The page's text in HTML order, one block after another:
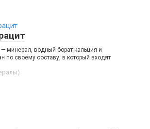
— минерал, водный борат кальция и
по своему составу, в который входят